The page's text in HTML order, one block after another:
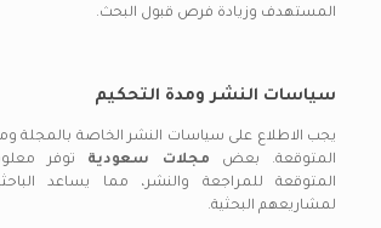
المستهدف وزيادة فرص قبول البحث.
سياسات النشر ومدة التحكيم
يجب الاطلاع على سياسات النشر الخاصة بالمجلة
المتوقعة. بعض مجلات سعودية توفر
المتوقعة للمراجعة والنشر، مما يساعد
لمشاريعهم البحثية.